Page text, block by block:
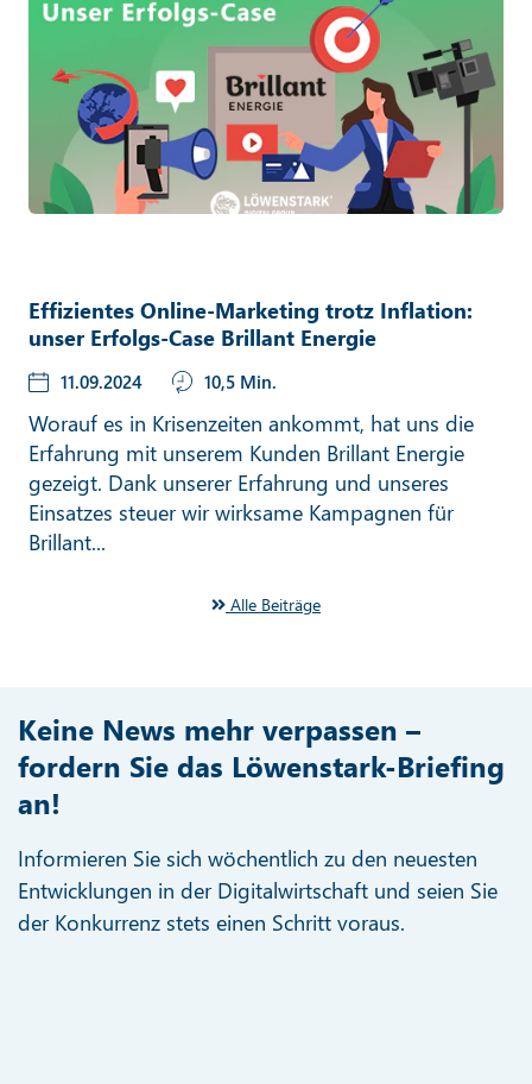
Effizientes Online-Marketing trotz Inflation:
unser Erfolgs-Case Brillant Energie
11.09.2024 10,5 Min.
Worauf es in Krisenzeiten ankommt, hat uns die
Erfahrung mit unserem Kunden Brillant Energie
gezeigt. Dank unserer Erfahrung und unseres
Einsatzes steuer wir wirksame Kampagnen für
Brillant...
Alle Beiträge
Keine News mehr verpassen –
fordern Sie das Löwenstark-Briefing
an!
Informieren Sie sich wöchentlich zu den neuesten
Entwicklungen in der Digitalwirtschaft und seien Sie
der Konkurrenz stets einen Schritt voraus.